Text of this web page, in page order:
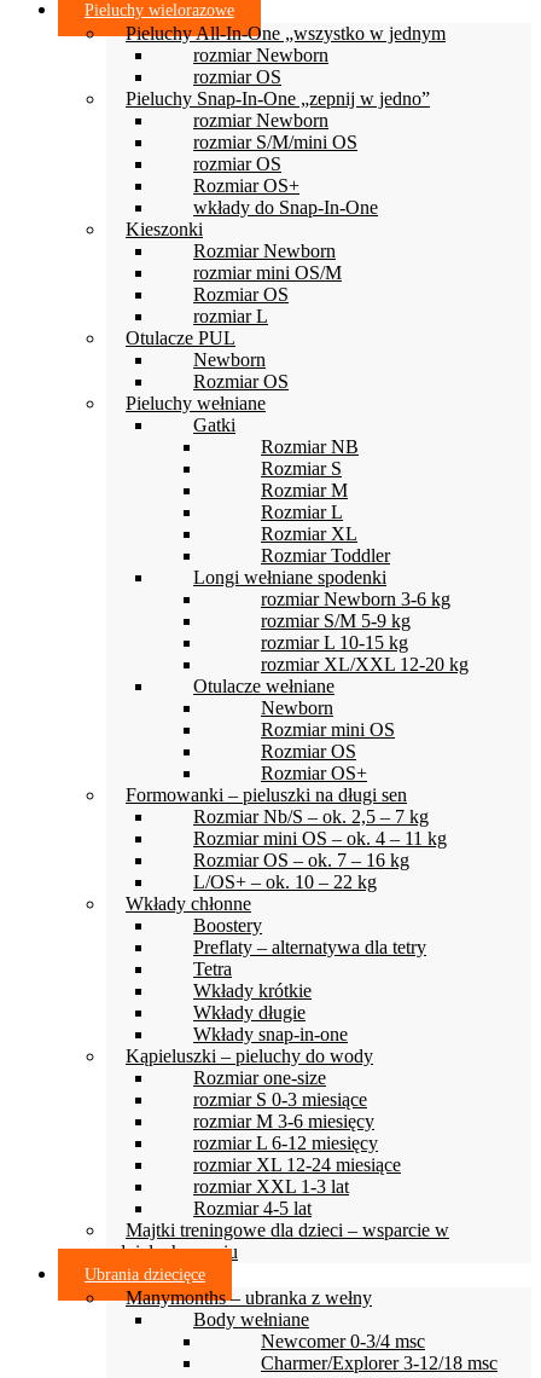
można
wybrać
na
stronie
produktu
Pieluchy wielorazowe
Pieluchy All-In-One „wszystko w jednym
rozmiar Newborn
rozmiar OS
Pieluchy Snap-In-One „zepnij w jedno”
rozmiar Newborn
rozmiar S/M/mini OS
rozmiar OS
Rozmiar OS+
wkłady do Snap-In-One
Kieszonki
Rozmiar Newborn
rozmiar mini OS/M
Rozmiar OS
rozmiar L
Otulacze PUL
Newborn
Rozmiar OS
Pieluchy wełniane
Gatki
Rozmiar NB
Rozmiar S
Rozmiar M
Rozmiar L
Rozmiar XL
Rozmiar Toddler
Longi wełniane spodenki
rozmiar Newborn 3-6 kg
rozmiar S/M 5-9 kg
rozmiar L 10-15 kg
rozmiar XL/XXL 12-20 kg
Otulacze wełniane
Newborn
Rozmiar mini OS
Rozmiar OS
Rozmiar OS+
Formowanki – pieluszki na długi sen
Rozmiar Nb/S – ok. 2,5 – 7 kg
Rozmiar mini OS – ok. 4 – 11 kg
Rozmiar OS – ok. 7 – 16 kg
L/OS+ – ok. 10 – 22 kg
Wkłady chłonne
Boostery
Preflaty – alternatywa dla tetry
Tetra
Wkłady krótkie
Wkłady długie
Wkłady snap-in-one
Kąpieluszki – pieluchy do wody
Rozmiar one-size
rozmiar S 0-3 miesiące
rozmiar M 3-6 miesięcy
rozmiar L 6-12 miesięcy
rozmiar XL 12-24 miesiące
rozmiar XXL 1-3 lat
Rozmiar 4-5 lat
Majtki treningowe dla dzieci – wsparcie w
odpieluchowaniu
Ubrania dziecięce
Manymonths – ubranka z wełny
Body wełniane
Newcomer 0-3/4 msc
Charmer/Explorer 3-12/18 msc